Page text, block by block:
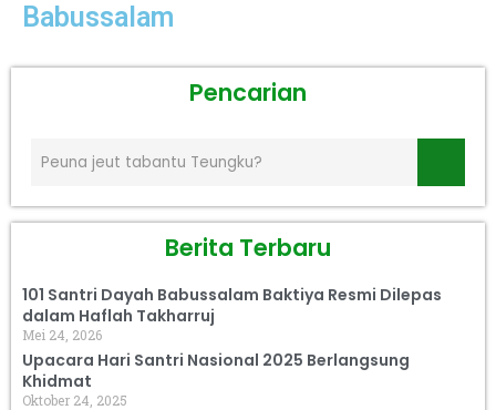
Babussalam
Pencarian
Berita Terbaru
101 Santri Dayah Babussalam Baktiya Resmi Dilepas
dalam Haflah Takharruj
Mei 24, 2026
Upacara Hari Santri Nasional 2025 Berlangsung
Khidmat
Oktober 24, 2025